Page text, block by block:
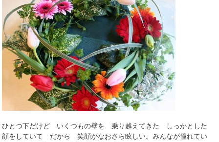
ひとつ下だけど いくつもの壁を 乗り越えてきた しっかとした
顔をしていて だから 笑顔がなおさら眩しい。みんなが憧れてい